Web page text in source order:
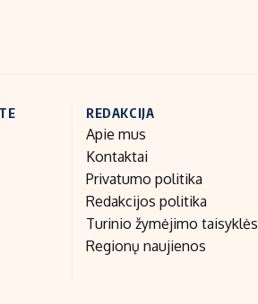
REDAKCIJA
Apie mus
Kontaktai
Privatumo politika
Redakcijos politika
Turinio žymėjimo taisyklės
Regionų naujienos